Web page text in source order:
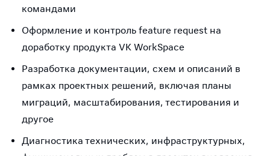
командами
Оформление и контроль feature request на
доработку продукта VK WorkSpace
Разработка документации, схем и описаний в
рамках проектных решений, включая планы
миграций, масштабирования, тестирования и
другое
Диагностика технических, инфраструктурных,